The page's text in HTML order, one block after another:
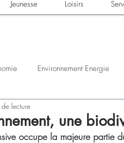
Jeunesse Loisirs
Environnement Energie
Manifestations
une
lecture
occupe la majeure partie